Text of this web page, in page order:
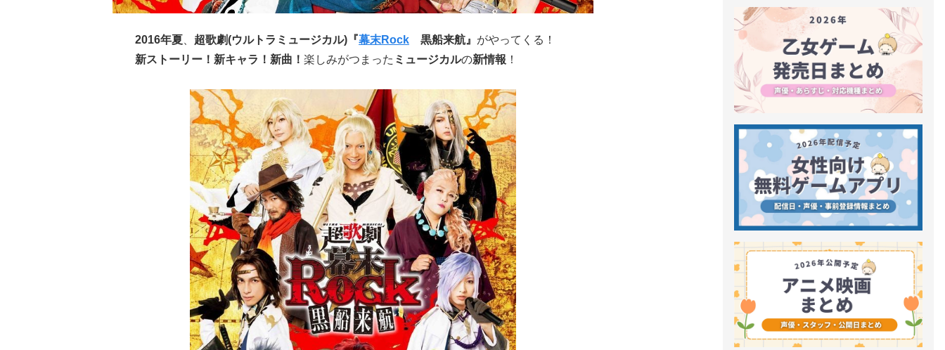
2016年夏 超歌劇(ウルトラミュージカル)『幕末Rock 黒船来航』 がやってくる！
新ストーリー！新キャラ！新曲！ 楽しみがつまった ミュージカルの新情報 ！